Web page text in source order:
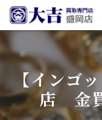
【インゴ
店 金